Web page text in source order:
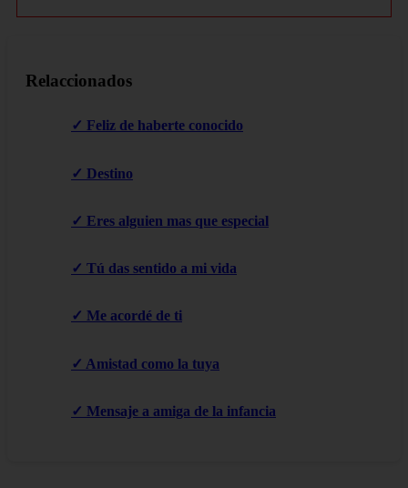
Relaccionados
✓ Feliz de haberte conocido
✓ Destino
✓ Eres alguien mas que especial
✓ Tú das sentido a mi vida
✓ Me acordé de ti
✓ Amistad como la tuya
✓ Mensaje a amiga de la infancia